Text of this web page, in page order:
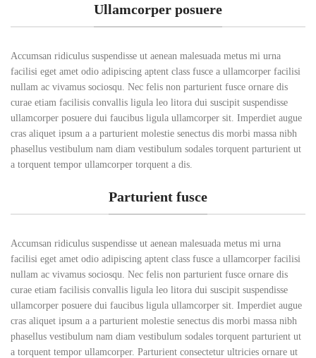
Ullamcorper posuere
Accumsan ridiculus suspendisse ut aenean malesuada metus mi urna
facilisi eget amet odio adipiscing aptent class fusce a ullamcorper facilisi
nullam ac vivamus sociosqu. Nec felis non parturient fusce ornare dis
curae etiam facilisis convallis ligula leo litora dui suscipit suspendisse
ullamcorper posuere dui faucibus ligula ullamcorper sit. Imperdiet augue
cras aliquet ipsum a a parturient molestie senectus dis morbi massa nibh
phasellus vestibulum nam diam vestibulum sodales torquent parturient ut
a torquent tempor ullamcorper torquent a dis.
Parturient fusce
Accumsan ridiculus suspendisse ut aenean malesuada metus mi urna
facilisi eget amet odio adipiscing aptent class fusce a ullamcorper facilisi
nullam ac vivamus sociosqu. Nec felis non parturient fusce ornare dis
curae etiam facilisis convallis ligula leo litora dui suscipit suspendisse
ullamcorper posuere dui faucibus ligula ullamcorper sit. Imperdiet augue
cras aliquet ipsum a a parturient molestie senectus dis morbi massa nibh
phasellus vestibulum nam diam vestibulum sodales torquent parturient ut
a torquent tempor ullamcorper. Parturient consectetur ultricies ornare ut